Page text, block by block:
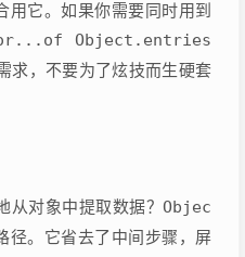
用它。如果你需要同时用到
Object.entries
求，不要为了炫技而生硬套
从对象中提取数据？ Objec
径。它省去了中间步骤，屏